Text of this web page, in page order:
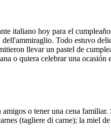
italiano hoy para el
dell'ammiraglio. Todo estuvo
llevar un pastel de
o quiera celebrar una ocasión
o tener una cena
(tagliere di carne); la miel